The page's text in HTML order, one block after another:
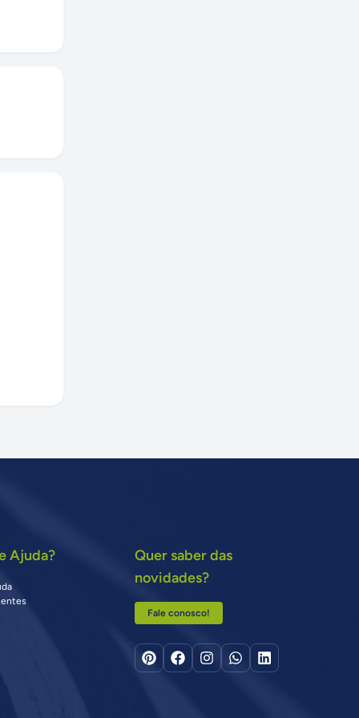
Ajuda?
Quer saber das
novidades?
Fale conosco!